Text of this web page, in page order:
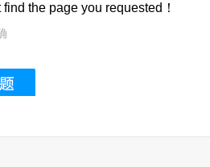
the page you requested！